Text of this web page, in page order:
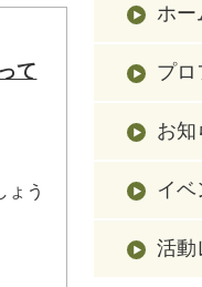
て
ょう
ホー
プロ
お知
イ
活動